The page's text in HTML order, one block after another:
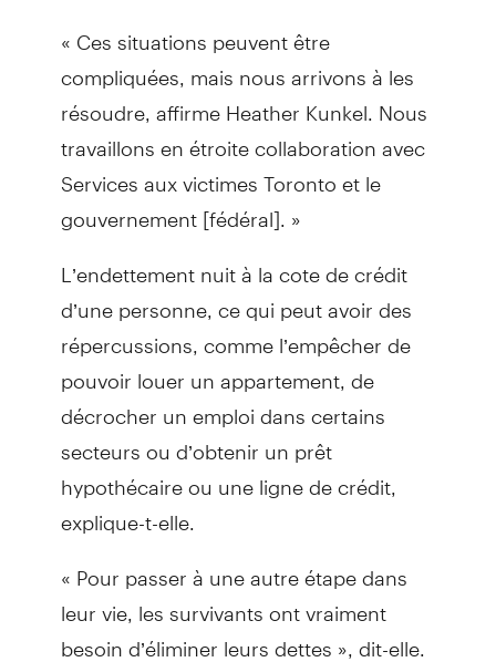
« Ces situations peuvent être
compliquées, mais nous arrivons à les
résoudre, affirme Heather Kunkel. Nous
travaillons en étroite collaboration avec
Services aux victimes Toronto et le
gouvernement [fédéral]. »
L’endettement nuit à la cote de crédit
d’une personne, ce qui peut avoir des
répercussions, comme l’empêcher de
pouvoir louer un appartement, de
décrocher un emploi dans certains
secteurs ou d’obtenir un prêt
hypothécaire ou une ligne de crédit,
explique-t-elle.
« Pour passer à une autre étape dans
leur vie, les survivants ont vraiment
besoin d’éliminer leurs dettes », dit-elle.